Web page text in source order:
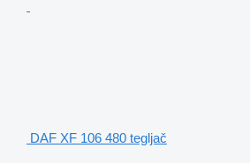
DAF XF 106 480 tegljač